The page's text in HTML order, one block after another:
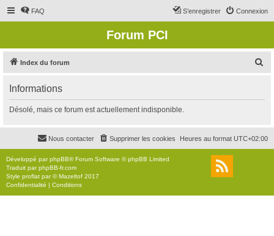
FAQ Connexion
S’enregistrer
Forum PCI
Index du forum
r
c
r
Informations
Désolé, mais ce forum est actuellement indisponible.
Heures au format UTC+02:00
Supprimer les cookies
Nous contacter
Développé parphpBB® Forum Software © phpBB Limited
Traduit parphpBB-fr.com
Style proflat par ©Mazeltof 2017
Confidentialité | Conditions